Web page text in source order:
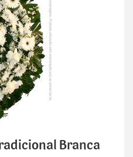
Branca